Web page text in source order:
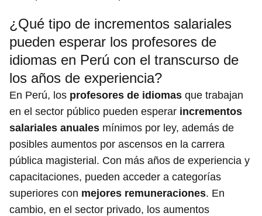
¿Qué tipo de incrementos salariales
pueden esperar los profesores de
idiomas en Perú con el transcurso de
los años de experiencia?
En Perú, los profesores de idiomas que trabajan
en el sector público pueden esperar incrementos
salariales anuales mínimos por ley, además de
posibles aumentos por ascensos en la carrera
pública magisterial. Con más años de experiencia y
capacitaciones, pueden acceder a categorías
superiores con mejores remuneraciones. En
cambio, en el sector privado, los aumentos